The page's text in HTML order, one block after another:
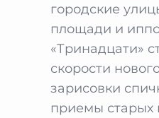
городские
площади и
«Тринадцати»
скорости
зарисовки
приемы старых